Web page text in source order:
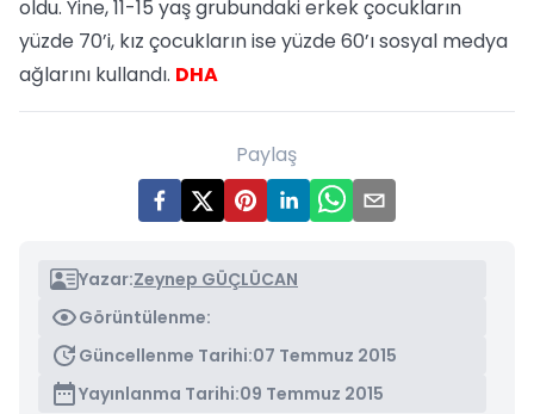
oldu. Yine, 11-15 yaş grubundaki erkek çocukların
yüzde 70’i, kız çocukların ise yüzde 60’ı sosyal medya
ağlarını kullandı. DHA
Paylaş
Yazar:Zeynep GÜÇLÜCAN
Görüntülenme:
Güncellenme Tarihi:07 Temmuz 2015
Yayınlanma Tarihi:09 Temmuz 2015